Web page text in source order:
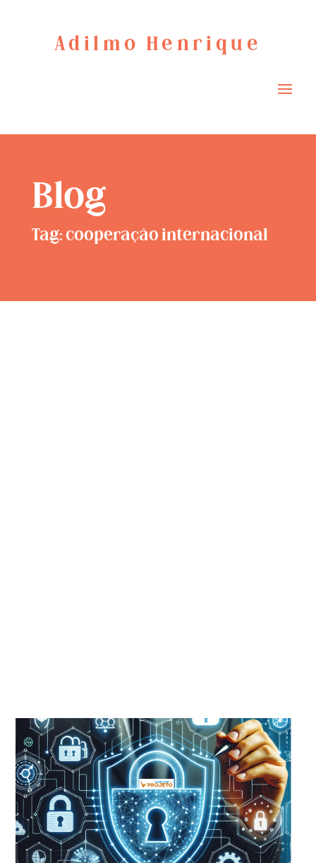
Adilmo Henrique
Blog
Tag: cooperação internacional